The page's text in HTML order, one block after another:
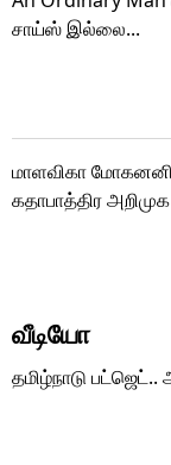
சாய்ஸ் இல்லை...
மாளவிகா
கதாபாத்திர
வீடியோ
தமிழ்நாடு